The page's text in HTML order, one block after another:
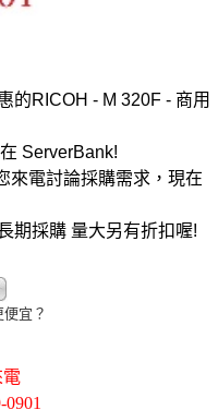
的RICOH - M 320F - 商用
ServerBank!
來電討論採購需求，現在
期採購 量大另有折扣喔!
宜？
電